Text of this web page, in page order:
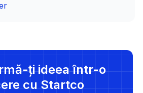
ți ideea într-o
cu Startco